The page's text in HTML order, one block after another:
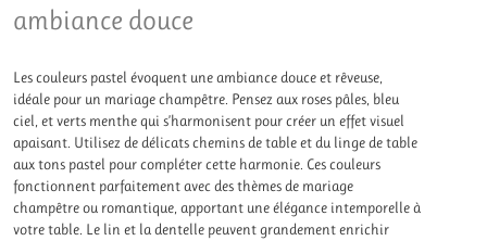
ambiance douce
Les couleurs pastel évoquent une ambiance douce et rêveuse,
idéale pour un mariage champêtre. Pensez aux roses pâles, bleu
ciel, et verts menthe qui s’harmonisent pour créer un effet visuel
apaisant. Utilisez de délicats chemins de table et du linge de table
aux tons pastel pour compléter cette harmonie. Ces couleurs
fonctionnent parfaitement avec des thèmes de mariage
champêtre ou romantique, apportant une élégance intemporelle à
votre table. Le lin et la dentelle peuvent grandement enrichir